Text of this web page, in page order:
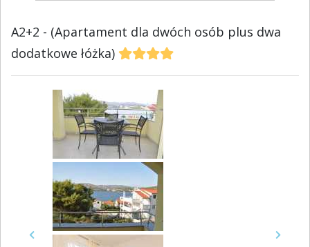
A2+2 - (Apartament dla dwóch osób plus dwa
dodatkowe łóżka)
Previous Next